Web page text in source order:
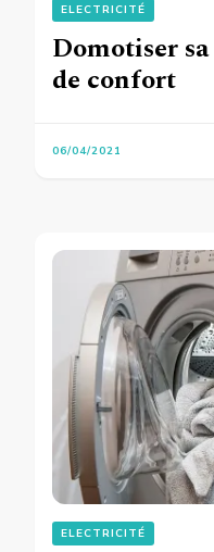
ELECTRICITÉ
Domotiser
de confort
06/04/2021
ELECTRICITÉ